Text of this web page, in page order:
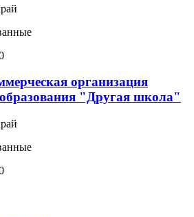
организация
"Другая школа"